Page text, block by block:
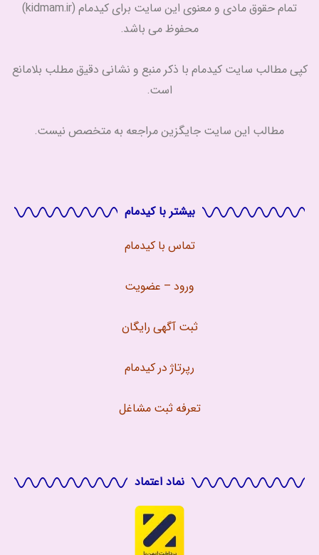
تمام حقوق مادی و معنوی این سایت برای کیدمام (kidmam.ir)
محفوظ می باشد.
کپی مطالب سایت کیدمام با ذکر منبع و نشانی دقیق مطلب بلامانع
است.
مطالب این سایت جایگزین مراجعه به متخصص نیست.
بیشتر با کیدمام
تماس باکیدمام
ورود – عضویت
ثبت آگهی رایگان
رپرتاژ در کیدمام
تعرفه ثبت مشاغل
نماد اعتماد